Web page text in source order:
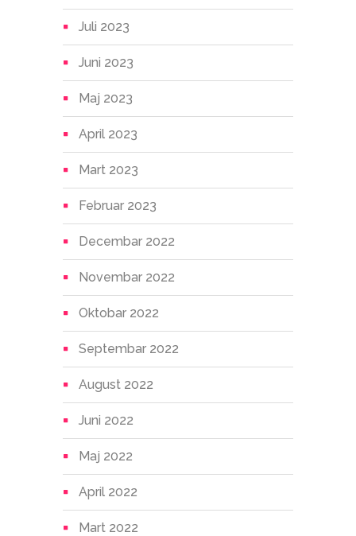
Juli 2023
Juni 2023
Maj 2023
April 2023
Mart 2023
Februar 2023
Decembar 2022
Novembar 2022
Oktobar 2022
Septembar 2022
August 2022
Juni 2022
Maj 2022
April 2022
Mart 2022